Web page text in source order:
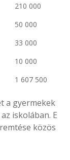
210 000
50 000
33 000
10 000
1 607 500
a gyermekek
iskolában. E
közös